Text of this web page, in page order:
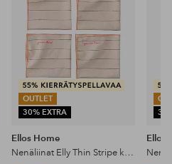
OUTLET
30% EXTRA
Ellos Home
Nenäliinat Elly Thin Stripe kierrätettyä puoli pellavaa 4 kpl
Ellos